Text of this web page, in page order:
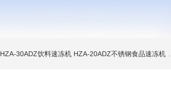
HZA-30ADZ饮料速冻机 HZA-20ADZ不锈钢食品速冻机